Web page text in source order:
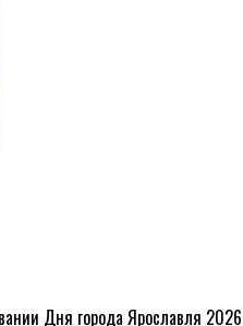
Дня города Ярославля 2026